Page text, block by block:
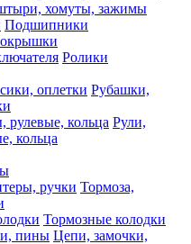
хомуты, зажимы
Подшипники
Ролики
Рубашки,
Рули,
кольца
Тормоза,
Тормозные колодки
Цепи, замочки,